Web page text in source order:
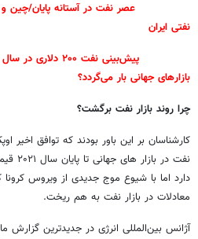
عصر نفت در آستانه پایان/چین
نفتی ایران
بازارهای جهانی بار می‌گردد؟
چرا روند بازار نفت برگشت؟
کارشناسان بر این باور بودند که توافق
نفت
دارد اما با شیوع موج جدیدی از ویروس کرونا
معادلات در بازار نفت به هم ریخت.
آژانس بین‌المللی انرژی در جدیدترین